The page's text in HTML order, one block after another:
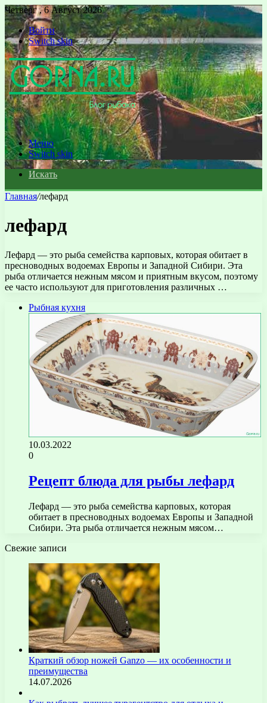
Четверг , 6 Август 2026
Войти
Switch skin
Меню
Switch skin
Искать
Главная/лефард
лефард
Лефард — это рыба семейства карповых, которая обитает в
пресноводных водоемах Европы и Западной Сибири. Эта
рыба отличается нежным мясом и приятным вкусом, поэтому
ее часто используют для приготовления различных …
Рыбная кухня
10.03.2022
0
Рецепт блюда для рыбы лефард
Лефард — это рыба семейства карповых, которая
обитает в пресноводных водоемах Европы и Западной
Сибири. Эта рыба отличается нежным мясом…
Свежие записи
Краткий обзор ножей Ganzo — их особенности и
преимущества
14.07.2026